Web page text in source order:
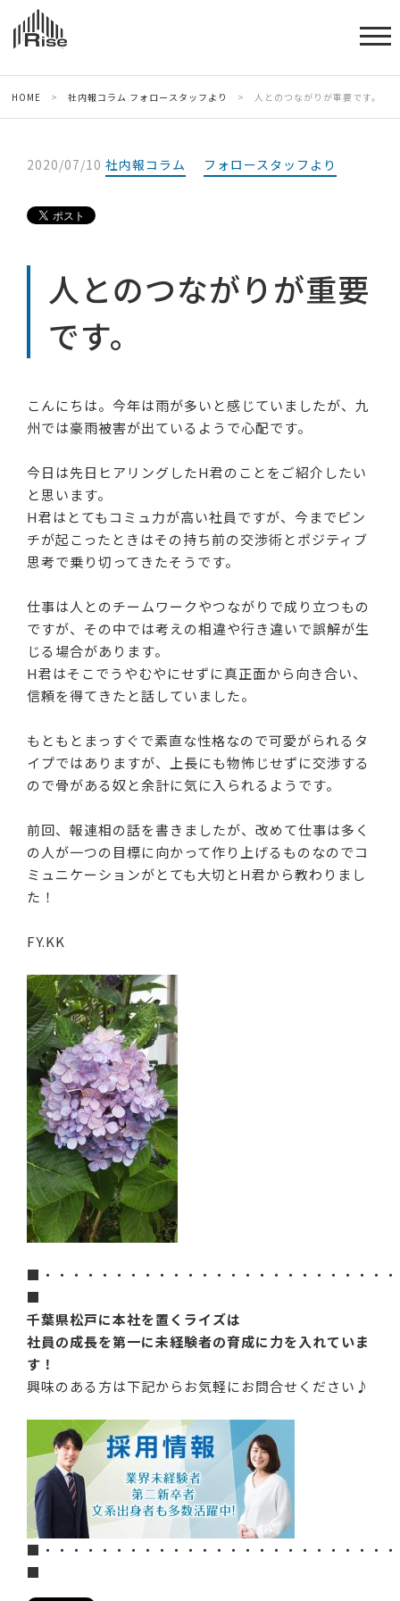
HOME > 社内報コラム フォロースタッフより > 人とのつながりが重要です。
2020/07/10 社内報コラム フォロースタッフより
人とのつながりが重要
です。
こんにちは。今年は雨が多いと感じていましたが、九
州では豪雨被害が出ているようで心配です。
今日は先日ヒアリングしたH君のことをご紹介したい
と思います。
H君はとてもコミュ力が高い社員ですが、今までピン
チが起こったときはその持ち前の交渉術とポジティブ
思考で乗り切ってきたそうです。
仕事は人とのチームワークやつながりで成り立つもの
ですが、その中では考えの相違や行き違いで誤解が生
じる場合があります。
H君はそこでうやむやにせずに真正面から向き合い、
信頼を得てきたと話していました。
もともとまっすぐで素直な性格なので可愛がられるタ
イプではありますが、上長にも物怖じせずに交渉する
ので骨がある奴と余計に気に入られるようです。
前回、報連相の話を書きましたが、改めて仕事は多く
の人が一つの目標に向かって作り上げるものなのでコ
ミュニケーションがとても大切とH君から教わりまし
た！
FY.KK
■・・・・・・・・・・・・・・・・・・・・・・・・
■
千葉県松戸に本社を置くライズは
社員の成長を第一に未経験者の育成に力を入れていま
す！
興味のある方は下記からお気軽にお問合せください♪
■・・・・・・・・・・・・・・・・・・・・・・・・
■